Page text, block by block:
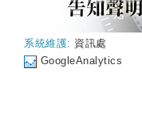
系統維護: 資訊處
GoogleAnalytics